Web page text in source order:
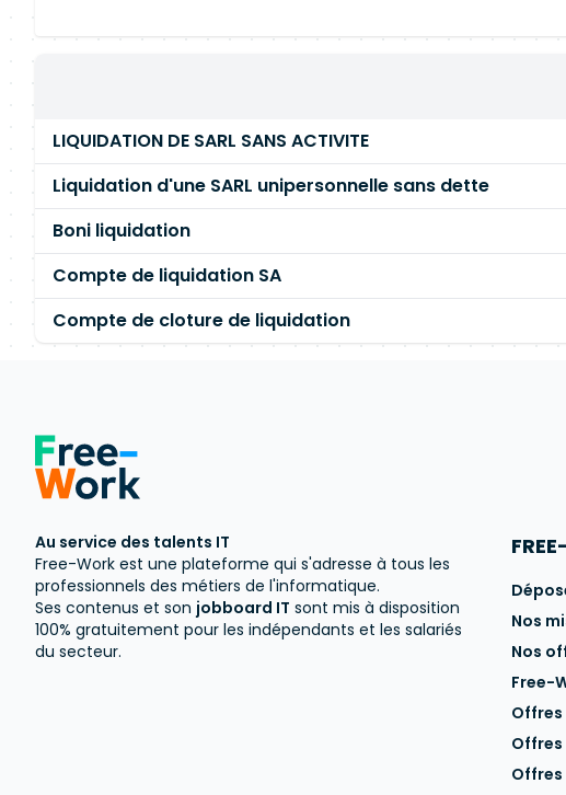
LIQUIDATION DE SARL SANS ACTIVITE
Liquidation d'une SARL unipersonnelle sans dette
Boni liquidation
Compte de liquidation SA
Compte de cloture de liquidation
Au service des talents IT
Free-Work est une plateforme qui s'adresse à tous les
professionnels des métiers de l'informatique.
Ses contenus et son jobboard IT sont mis à disposition
100% gratuitement pour les indépendants et les salariés
du secteur.
Nos
Nos
Free-
Offres